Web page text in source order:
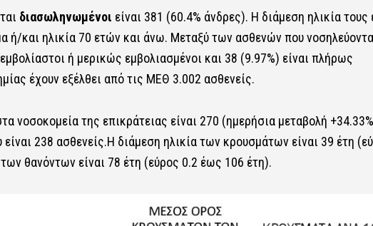
διασωληνωμένοι είναι 381 (60.4% άνδρες). Η διάμεση ηλικία τους
ή/και ηλικία 70 ετών και άνω. Μεταξύ των ασθενών που
ή μερικώς εμβολιασμένοι και 38 (9.97%) είναι πλήρως
έχουν εξέλθει από τις ΜΕΘ 3.002 ασθενείς.
νοσοκομεία της επικράτειας είναι 270 (ημερήσια μεταβολή
238 ασθενείς.Η διάμεση ηλικία των κρουσμάτων είναι 39 έτη
θανόντων είναι 78 έτη (εύρος 0.2 έως 106 έτη).